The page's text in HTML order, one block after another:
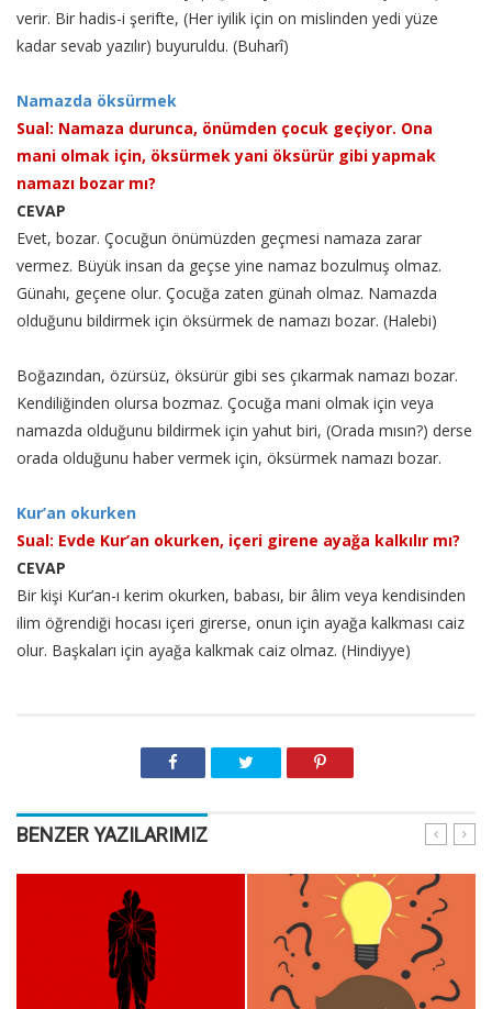
verir. Bir hadis-i şerifte, (Her iyilik için on mislinden yedi yüze
kadar sevab yazılır) buyuruldu. (Buharî)
Namazda öksürmek
Sual: Namaza durunca, önümden çocuk geçiyor. Ona
mani olmak için, öksürmek yani öksürür gibi yapmak
namazı bozar mı?
CEVAP
Evet, bozar. Çocuğun önümüzden geçmesi namaza zarar
vermez. Büyük insan da geçse yine namaz bozulmuş olmaz.
Günahı, geçene olur. Çocuğa zaten günah olmaz. Namazda
olduğunu bildirmek için öksürmek de namazı bozar. (Halebi)
Boğazından, özürsüz, öksürür gibi ses çıkarmak namazı bozar.
Kendiliğinden olursa bozmaz. Çocuğa mani olmak için veya
namazda olduğunu bildirmek için yahut biri, (Orada mısın?) derse
orada olduğunu haber vermek için, öksürmek namazı bozar.
Kur’an okurken
Sual: Evde Kur’an okurken, içeri girene ayağa kalkılır mı?
CEVAP
Bir kişi Kur’an-ı kerim okurken, babası, bir âlim veya kendisinden
ilim öğrendiği hocası içeri girerse, onun için ayağa kalkması caiz
olur. Başkaları için ayağa kalkmak caiz olmaz. (Hindiyye)
BENZER YAZILARIMIZ